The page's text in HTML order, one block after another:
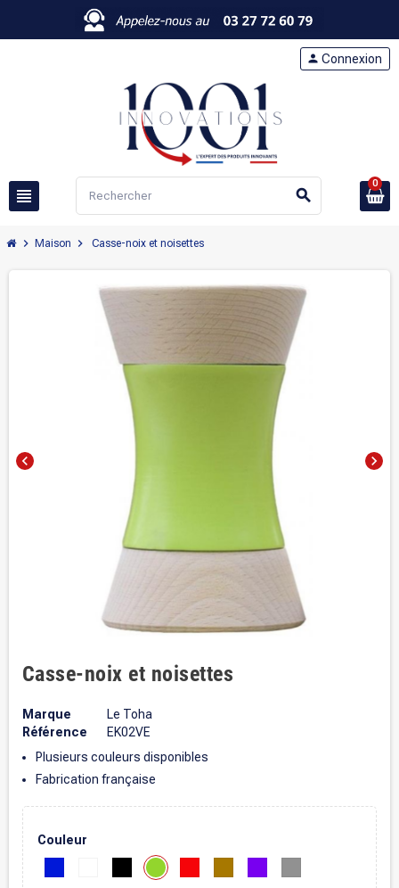
view_headline search
person Connexion
0
chevron_right Maison chevron_right Casse-noix et noisettes
chevron_left chevron_right
Casse-noix et noisettes
Marque
Le Toha
Référence
EK02VE
Plusieurs couleurs disponibles
Fabrication française
Couleur